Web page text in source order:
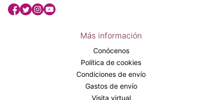
Más información
Conócenos
Política de cookies
Condiciones de envío
Gastos de envío
Visita virtual